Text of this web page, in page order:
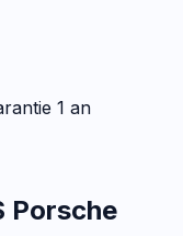
1 an
Porsche